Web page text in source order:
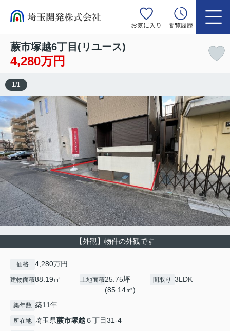
お気に入り 閲覧履歴
蕨市塚越6丁目(リユース)
4,280万円
【外観】物件の外観です
1 /1
価格 4,280万円
建物面積88.19㎡ 土地面積25.75坪
(85.14㎡)
間取り 3LDK
築年数 築11年
所在地 埼玉県蕨市塚越６丁目31-4